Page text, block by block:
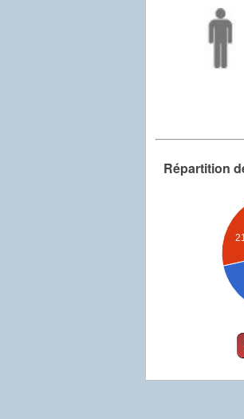
Répartition